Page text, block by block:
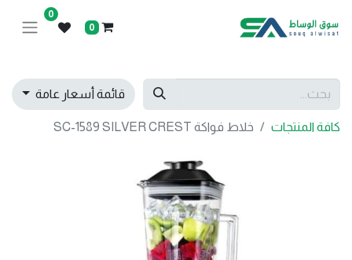
0
0
قائمة أسعار عامة
كافة المنتجات خلاط فواكة SC-1589 SILVER CREST